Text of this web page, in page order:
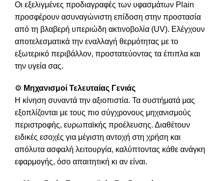
Οι εξελιγμένες προδιαγραφές των υφασμάτων Plain
προσφέρουν ασυναγώνιστη επίδοση στην προστασία
από τη βλαβερή υπεριώδη ακτινοβολία (UV). Ελέγχουν
αποτελεσματικά την εναλλαγή θερμότητας με το
εξωτερικό περιβάλλον, προστατεύοντας τα έπιπλα και
την υγεία σας.
⚙️ Μηχανισμοί Τελευταίας Γενιάς
Η κίνηση συναντά την αξιοπιστία. Τα συστήματά μας
εξοπλίζονται με τους πιο σύγχρονους μηχανισμούς
περιστροφής, ευρωπαϊκής προέλευσης. Διαθέτουν
ειδικές εσοχές για μέγιστη αντοχή στη χρήση και
απόλυτα ασφαλή λειτουργία, καλύπτοντας κάθε ανάγκη
εφαρμογής, όσο απαιτητική κι αν είναι.